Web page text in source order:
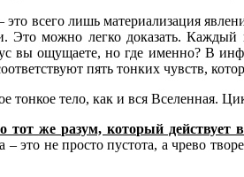
это всего лишь материализация
Это можно легко доказать. Каждый
вы ощущаете, но где именно? В
пять тонких чувств,
тонкое тело, как и вся Вселенная.
тот же разум, который действует
– это не просто пустота, а чрево